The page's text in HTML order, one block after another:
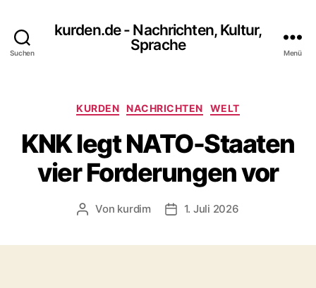
Suchen
kurden.de - Nachrichten, Kultur,
Sprache
Menü
Kategorien
KURDEN NACHRICHTEN WELT
KNK legt NATO-Staaten
vier Forderungen vor
Beitragsautor
Von kurdim Veröffentlichungsdatum
1. Juli 2026